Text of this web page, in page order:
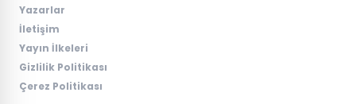
Yazarlar
İletişim
Yayın İlkeleri
Gizlilik Politikası
Çerez Politikası